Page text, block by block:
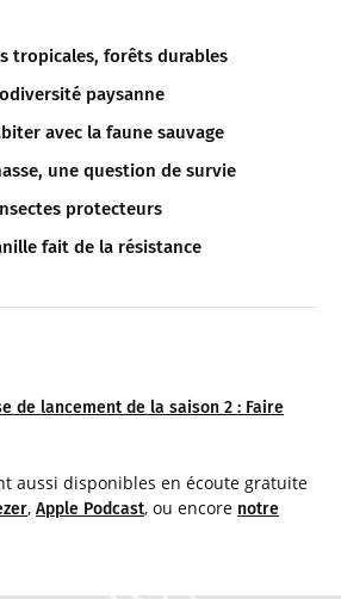
tropicales, forêts durables
paysanne
avec la faune sauvage
une question de survie
protecteurs
fait de la résistance
de lancement de la saison 2 : Faire
aussi disponibles en écoute gratuite
, Apple Podcast, ou encore notre